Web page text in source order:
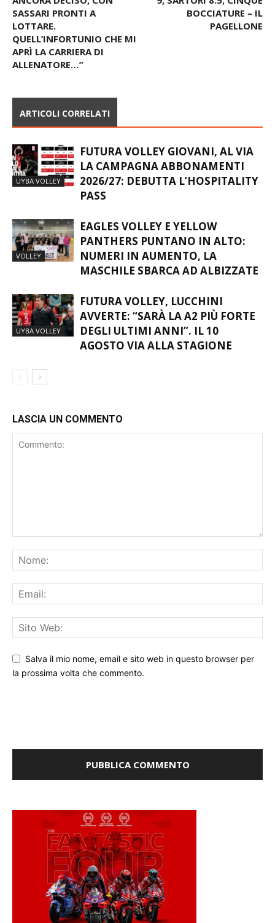
SASSARI PRONTI A
LOTTARE.
QUELL’INFORTUNIO CHE MI
APRÌ LA CARRIERA DI
ALLENATORE…”
BOCCIATURE – IL
PAGELLONE
ARTICOLI CORRELATI
UYBA VOLLEY
FUTURA VOLLEY GIOVANI, AL VIA
LA CAMPAGNA ABBONAMENTI
2026/27: DEBUTTA L’HOSPITALITY
PASS
VOLLEY
EAGLES VOLLEY E YELLOW
PANTHERS PUNTANO IN ALTO:
NUMERI IN AUMENTO, LA
MASCHILE SBARCA AD ALBIZZATE
UYBA VOLLEY
FUTURA VOLLEY, LUCCHINI
AVVERTE: “SARÀ LA A2 PIÙ FORTE
DEGLI ULTIMI ANNI”. IL 10
AGOSTO VIA ALLA STAGIONE
LASCIA UN COMMENTO
Salva il mio nome, email e sito web in questo browser per
la prossima volta che commento.